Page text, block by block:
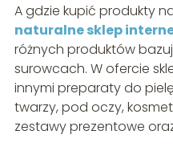
A gdzie kupić produkty
naturalne sklep
różnych produktów
surowcach. W ofercie
innymi preparaty do
twarzy, pod oczy,
zestawy prezentowe